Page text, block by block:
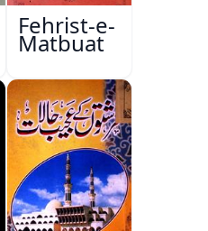
Fehrist-e-
Matbuat